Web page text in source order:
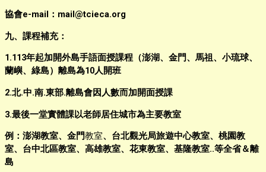
協會e-mail：mail@tcieca.org
九、課程補充：
1.113年起加開外島手語面授課程（澎湖、金門、馬祖、小琉球、
蘭嶼、綠島）離島為10人開班
2.北.中.南.東部.離島會因人數而加開面授課
3.最後一堂實體課以老師居住城市為主要教室
例：澎湖教室、金門教室、台北觀光局旅遊中心教室、桃園教
室、台中北區教室、高雄教室、花東教室、基隆教室..等全省＆離
島